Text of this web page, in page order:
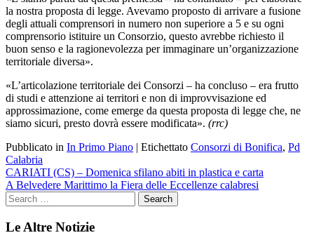
la nostra proposta di legge. Avevamo proposto di arrivare a fusione
degli attuali comprensori in numero non superiore a 5 e su ogni
comprensorio istituire un Consorzio, questo avrebbe richiesto il
buon senso e la ragionevolezza per immaginare un’organizzazione
territoriale diversa».
«L’articolazione territoriale dei Consorzi – ha concluso – era frutto
di studi e attenzione ai territori e non di improvvisazione ed
approssimazione, come emerge da questa proposta di legge che, ne
siamo sicuri, presto dovrà essere modificata». (rrc)
Pubblicato in In Primo Piano | Etichettato Consorzi di Bonifica, Pd
Calabria
Navigazione
articoli
CARIATI (CS) – Domenica sfilano abiti in plastica e carta
A Belvedere Marittimo la Fiera delle Eccellenze calabresi
Le Altre Notizie